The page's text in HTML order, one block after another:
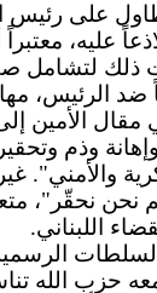
على
عليه،
ذلك
الرئيس،
إلى
وذم
والأمني".
نحن
اللبناني.
السلطات